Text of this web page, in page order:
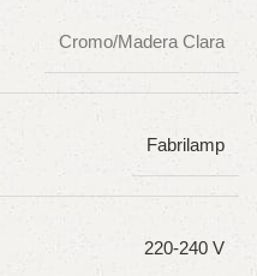
Cromo/Madera Clara
Fabrilamp
220-240 V